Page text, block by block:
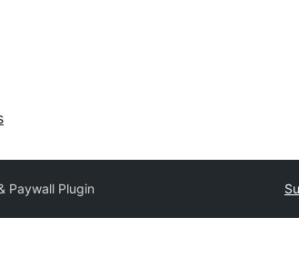
Paywall Plugin